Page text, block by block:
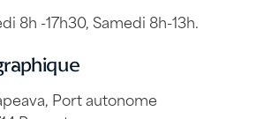
8h -17h30, Samedi 8h-13h.
Port autonome